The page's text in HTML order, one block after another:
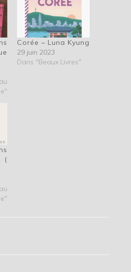
Corée – Luna Kyung
29 juin 2023
Dans "Beaux Livres"
(